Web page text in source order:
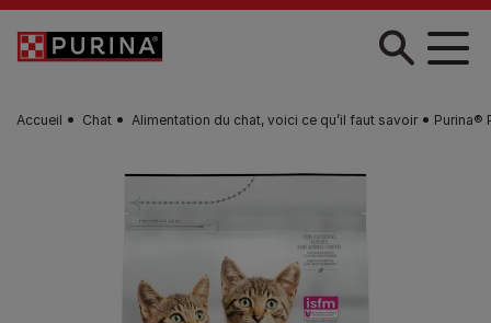
Skip to main content
Accueil Chat Alimentation du chat, voici ce qu’il faut savoir Purina®